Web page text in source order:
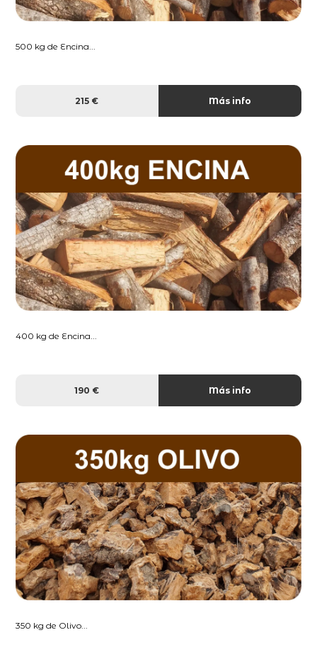
500 kg de Encina...
215 € Más info
400 kg de Encina...
190 € Más info
350 kg de Olivo...